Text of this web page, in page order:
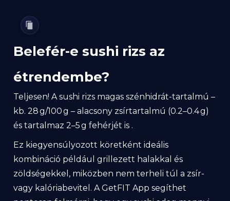
Belefér-e sushi rizs az
étrendembe?
Teljesen! A sushi rizs magas szénhidrát-tartalmú –
kb. 28 g/100 g – alacsony zsírtartalmú (0.2–0.4 g)
és tartalmaz 2–5 g fehérjét is .
Ez kiegyensúlyozott köretként ideális
kombináció például grillezett halakkal és
zöldségekkel, miközben nem terheli túl a zsír-
vagy kalóriabevitel. A GetFIT App segíthet